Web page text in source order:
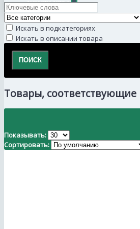
КОНТАКТЫ +
Искать в подкатегориях
Искать в описании товара
Товары, соответствующие
Показывать:
Сортировать: